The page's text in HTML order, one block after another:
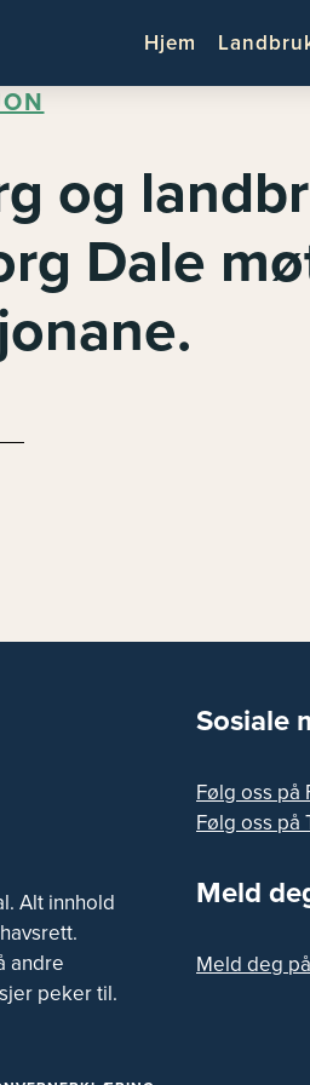
Hjem
og
Dale
Alt innhold
andre
peker til.
Sosiale
Følg oss på
Følg oss på
Meld
Meld deg